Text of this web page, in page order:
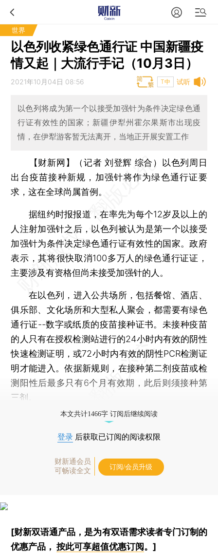
世界
以色列收紧绿色通行证 中国新疆疫
情又起｜大流行手记（10月3日）
试听
2021年10月04日 08:56 T中
以色列将成为第一个以接受加强针为条件决定绿色通
行证有效性的国家；新疆伊犁州霍尔果斯市出现疫
情，在伊犁游客暂无法离开，当地正开展安置工作
【财新网】（记者 刘登辉 综合）
以色列周日
出台疫苗接种新规，加强针将作为绿色通行证要
求，这在全球尚属首例。
据纽约时报报道，在率先为每个12岁及以上的
人注射加强针之后，以色列被认为是第一个以接受
加强针为条件决定绿色通行证有效性的国家。政府
表示，其将很快取消100多万人的绿色通行证证，
主要涉及有资格但尚未接受加强针的人。
在以色列，进入公共场所，包括餐馆、酒店、
俱乐部、文化场所和大型私人聚会，都需要有绿色
通行证--数字或纸质的疫苗接种证书。未接种疫苗
的人只有在授权检测站进行的24小时内有效的阴性
快速检测证明，或72小时内有效的阴性PCR检测证
明才能进入。依据新规则，在接种第二剂疫苗或检
测阳性后最多只有6个月有效期，此后则须接种第
三剂。
本文共计1466字 订阅后继续阅读
登录 后获取已订阅的阅读权限
财新通会员
可畅读全文
订阅/会员升级
[财新双语通产品，是为有双语需求读者专门订制的
优惠产品，按此可享超值优惠订阅 。]